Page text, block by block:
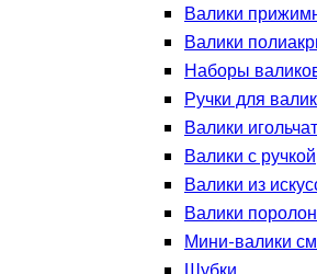
Валики
Валики
Наборы
Ручки для
Валики
Валики с ручкой
Валики из
Валики
Мини-валики